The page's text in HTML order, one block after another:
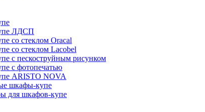
ЛДСП
со стеклом Oracal
со стеклом Lacobel
с пескоструйным рисунком
с фотопечатью
ARISTO NOVA
шкафы-купе
для шкафов-купе